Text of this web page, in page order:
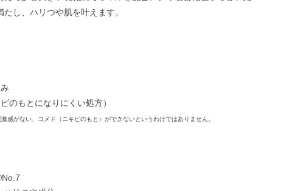
し、ハリつや肌を叶えます。
のもとになりにくい処方）
感がない、コメド（ニキビのもと）ができないというわけではありません。